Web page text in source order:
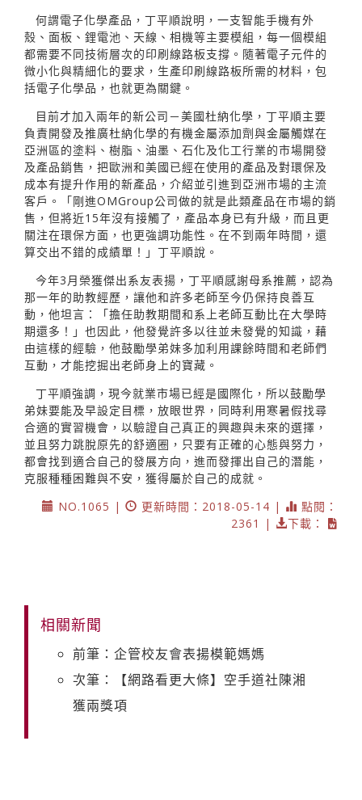
何謂電子化學產品，丁平順說明，一支智能手機有外
殼、面板、鋰電池、天線、相機等主要模組，每一個模組
都需要不同技術層次的印刷線路板支撐。隨著電子元件的
微小化與精細化的要求，生產印刷線路板所需的材料，包
括電子化學品，也就更為關鍵。
目前才加入兩年的新公司－美國杜納化學，丁平順主要
負責開發及推廣杜納化學的有機金屬添加劑與金屬觸媒在
亞洲區的塗料、樹脂、油墨、石化及化工行業的市場開發
及產品銷售，把歐洲和美國已經在使用的產品及對環保及
成本有提升作用的新產品，介紹並引進到亞洲市場的主流
客戶。「剛進OMGroup公司做的就是此類產品在市場的銷
售，但將近15年沒有接觸了，產品本身已有升級，而且更
關注在環保方面，也更強調功能性。在不到兩年時間，還
算交出不錯的成績單！」丁平順說。
今年3月榮獲傑出系友表揚，丁平順感謝母系推薦，認為
那一年的助教經歷，讓他和許多老師至今仍保持良善互
動，他坦言：「擔任助教期間和系上老師互動比在大學時
期還多！」也因此，他發覺許多以往並未發覺的知識，藉
由這樣的經驗，他鼓勵學弟妹多加利用課餘時間和老師們
互動，才能挖掘出老師身上的寶藏。
丁平順強調，現今就業市場已經是國際化，所以鼓勵學
弟妹要能及早設定目標，放眼世界，同時利用寒暑假找尋
合適的實習機會，以驗證自己真正的興趣與未來的選擇，
並且努力跳脫原先的舒適圈，只要有正確的心態與努力，
都會找到適合自己的發展方向，進而發揮出自己的潛能，
克服種種困難與不安，獲得屬於自己的成就。
NO.1065 |
更新時間：2018-05-14 |
點閱：
2361 |
下載：
相關新聞
前筆：企管校友會表揚模範媽媽
次筆：【網路看更大條】空手道社陳湘
獲兩獎項